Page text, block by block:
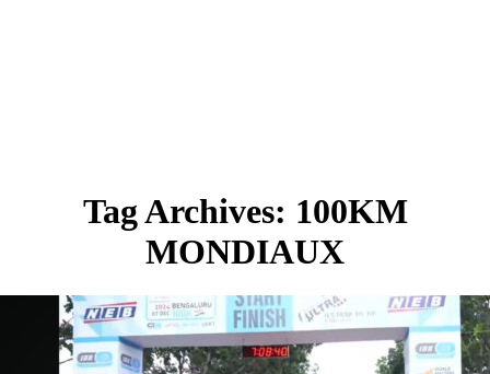
Tag Archives: 100KM
MONDIAUX